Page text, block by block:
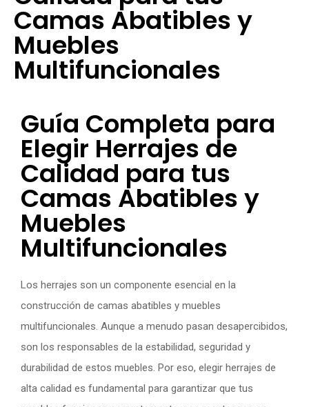
Camas Abatibles y
Muebles
Multifuncionales
Guía Completa para
Elegir Herrajes de
Calidad para tus
Camas Abatibles y
Muebles
Multifuncionales
Los herrajes son un componente esencial en la
construcción de camas abatibles y muebles
multifuncionales. Aunque a menudo pasan desapercibidos,
son los responsables de la estabilidad, seguridad y
durabilidad de estos muebles. Por eso, elegir herrajes de
alta calidad es fundamental para garantizar que tus